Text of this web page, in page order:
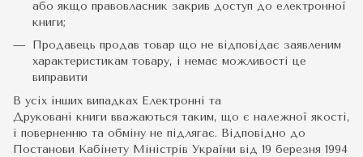
або якщо правовласник закрив доступ до електронної
книги;
Продавець продав товар що не відповідає заявленим
характеристикам товару, і немає можливості це
виправити
В усіх інших випадках Електронні та
Друковані книги вважаються таким, що є належної якості,
і поверненню та обміну не підлягає. Відповідно до
Постанови Кабінету Міністрів України від 19 березня 1994